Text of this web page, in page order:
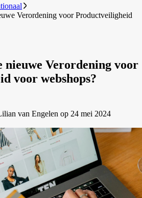
Verordening voor Productveiligheid
nieuwe Verordening voor
voor webshops?
van Engelen op 24 mei 2024